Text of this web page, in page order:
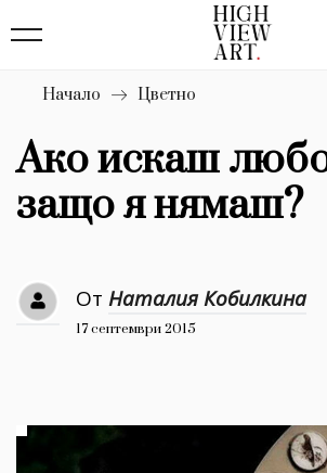
Бизнес
Мода
Dialogue
Изкуство
4340
Красота
777
Начало Цветно
Ако искаш
защо я нямаш?
От Наталия Кобилкина
17 септември 2015